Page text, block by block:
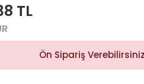
TL
Ön Sipariş